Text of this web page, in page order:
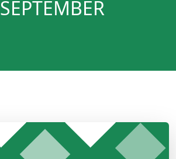
SEPTEMBER